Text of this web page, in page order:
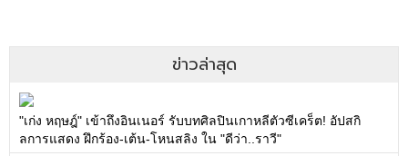
ข่าวล่าสุด
"เก่ง หฤษฎ์" เข้าถึงอินเนอร์ รับบทศิลปินเกาหลีตัวซีเคร็ต! อัปสกิ
ลการแสดง ฝึกร้อง-เต้น-โหนสลิง ใน "ดีว่า..ราวี"